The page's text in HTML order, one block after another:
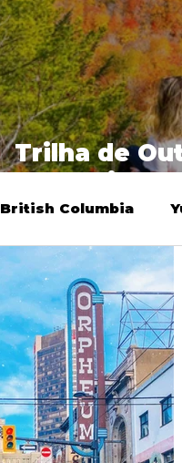
Trilha de
Mont Nixon
British Columbia